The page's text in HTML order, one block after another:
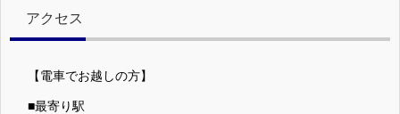
アクセス
【電車でお越しの方】
■最寄り駅